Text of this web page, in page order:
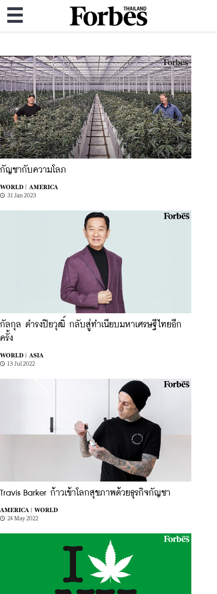
กัญชากับความโลภ
WORLD |
AMERICA
31 Jan 2023
กัลกุล ดํารงปิยวุฒิ์ กลับสู่ทำเนียบมหาเศรษฐีไทยอีก
ครั้ง
WORLD |
ASIA
13 Jul 2022
Travis Barker ก้าวเข้าโลกสุขภาพด้วยธุรกิจกัญชา
AMERICA |
WORLD
24 May 2022